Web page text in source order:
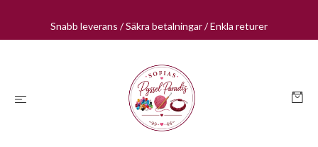
Snabb leverans / Säkra betalningar / Enkla returer